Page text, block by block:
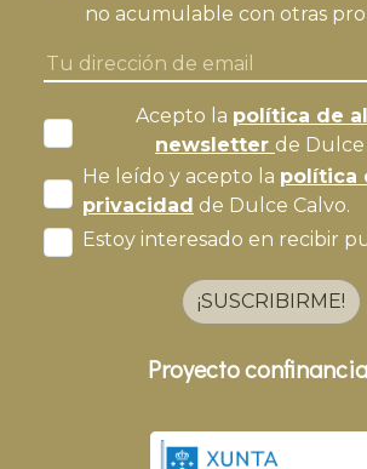
no acumulable con otras
Acepto la política de
newsletter de Dulce
He leído y acepto la política
privacidad de Dulce Calvo.
Estoy interesado en recibir
¡SUSCRIBIRME!
Proyecto